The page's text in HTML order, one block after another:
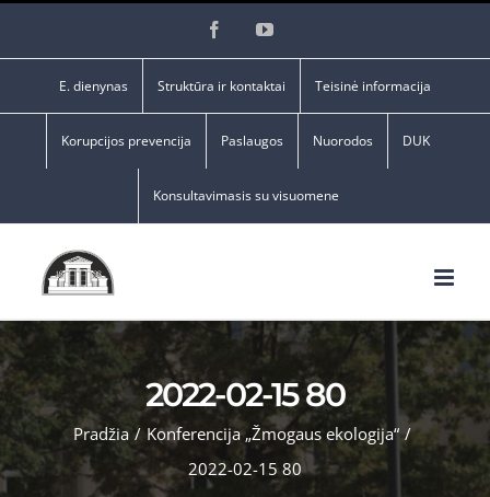
FacebookYouTube
E. dienynas Struktūra ir kontaktai Teisinė informacija
Korupcijos prevencija Paslaugos Nuorodos DUK
Konsultavimasis su visuomene
2022-02-15 80
Pradžia / Konferencija „Žmogaus ekologija“ /
2022-02-15 80